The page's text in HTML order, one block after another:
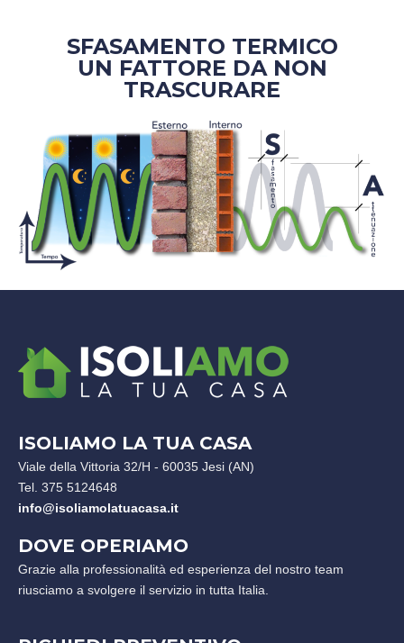
SFASAMENTO TERMICO
UN FATTORE DA NON
TRASCURARE
ISOLIAMO LA TUA CASA
Viale della Vittoria 32/H - 60035 Jesi (AN)
Tel. 375 5124648
info@isoliamolatuacasa.it
DOVE OPERIAMO
Grazie alla professionalità ed esperienza del nostro team
riusciamo a svolgere il servizio in tutta Italia.